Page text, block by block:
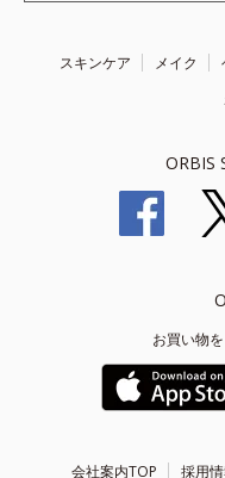
スキンケア メイク
ORBIS
お買い物
会社案内TOP 採用